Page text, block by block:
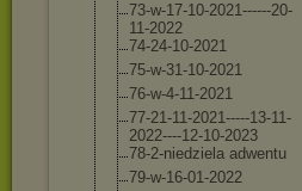
73-w-17-10-2021------20-
11-2022
74-24-10-2021
75-w-31-10-2021
76-w-4-11-2021
77-21-11-2021-----13-11-
2022----12-10-2023
78-2-niedziela adwentu
79-w-16-01-2022